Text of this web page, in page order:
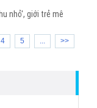
nhỏ', giới trẻ mê
4 5 ... >>